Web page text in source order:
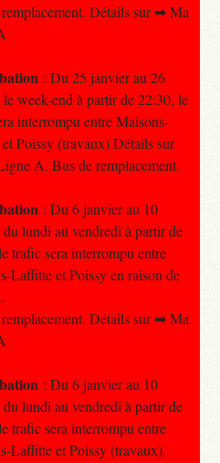
Détails sur ➡ Ma
: Du 25 janvier au 26
week-end à partir de 22:30, le
interrompu entre Maisons-
Poissy (travaux) Détails sur
A. Bus de remplacement.
: Du 6 janvier au 10
lundi au vendredi à partir de
trafic sera interrompu entre
Laffitte et Poissy en raison de
Détails sur ➡ Ma
: Du 6 janvier au 10
lundi au vendredi à partir de
trafic sera interrompu entre
Laffitte et Poissy (travaux).